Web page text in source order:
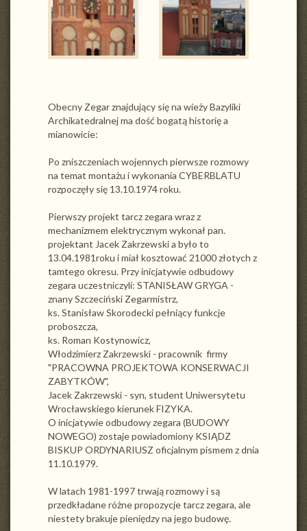
Obecny Zegar znajdujący się na wieży Bazyliki
Archikatedralnej ma dość bogatą historię a
mianowicie:
Po zniszczeniach wojennych pierwsze rozmowy
na temat montażu i wykonania CYBERBLATU
rozpoczęły się 13.10.1974 roku.
Pierwszy projekt tarcz zegara wraz z
mechanizmem elektrycznym wykonał pan.
projektant Jacek Zakrzewski a było to
13.04.1981roku i miał kosztować 21000 złotych z
tamtego okresu. Przy inicjatywie odbudowy
zegara uczestniczyli: STANISŁAW GRYGA -
znany Szczeciński Zegarmistrz,
ks. Stanisław Skorodecki pełniący funkcje
proboszcza,
ks. Roman Kostynowicz,
Włodzimierz Zakrzewski - pracownik firmy
"PRACOWNA PROJEKTOWA KONSERWACJI
ZABYTKÓW",
Jacek Zakrzewski - syn, student Uniwersytetu
Wrocławskiego kierunek FIZYKA.
O inicjatywie odbudowy zegara (BUDOWY
NOWEGO) zostaje powiadomiony KSIĄDZ
BISKUP ORDYNARIUSZ oficjalnym pismem z dnia
11.10.1979.
W latach 1981-1997 trwają rozmowy i są
przedkładane różne propozycje tarcz zegara, ale
niestety brakuje pieniędzy na jego budowę.